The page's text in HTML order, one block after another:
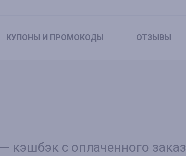
КУПОНЫ И ПРОМОКОДЫ ОТЗЫВЫ
— кэшбэк с оплаченного